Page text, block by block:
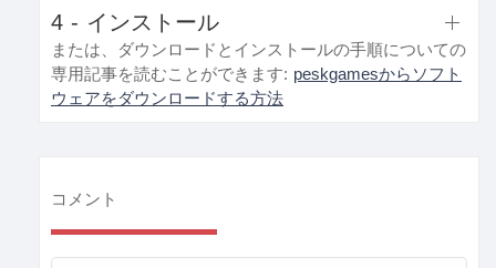
4 - インストール
または、ダウンロードとインストールの手順についての
専用記事を読むことができます: peskgamesからソフト
ウェアをダウンロードする方法
コメント